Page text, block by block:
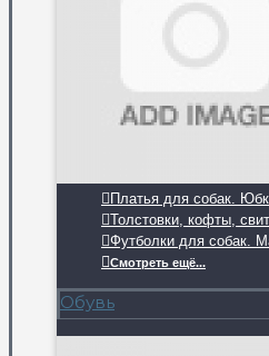
Платья для собак.
Толстовки, кофты,
Футболки для собак.
Смотреть ещё...
Обувь